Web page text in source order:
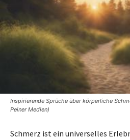
Inspirierende Sprüche über körperliche
Peiner Medien)
Schmerz ist ein universelles